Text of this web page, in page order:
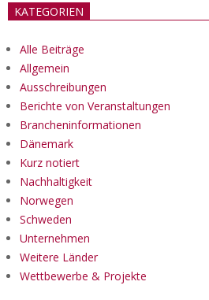
KATEGORIEN
Alle Beiträge
Allgemein
Ausschreibungen
Berichte von Veranstaltungen
Brancheninformationen
Dänemark
Kurz notiert
Nachhaltigkeit
Norwegen
Schweden
Unternehmen
Weitere Länder
Wettbewerbe & Projekte